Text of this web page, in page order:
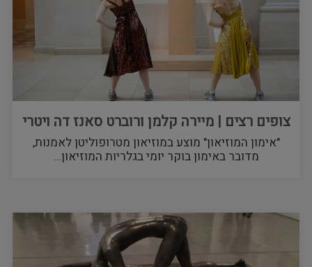
צופים רצים | מיירה קלמן ורוברט סאנז דה ויטרי
"אימון המוזיאון" מוצע במוזיאון מטרופוליטן לאמנות,
מדובר באימון בוקר יומי בגלריות המוזיאון…